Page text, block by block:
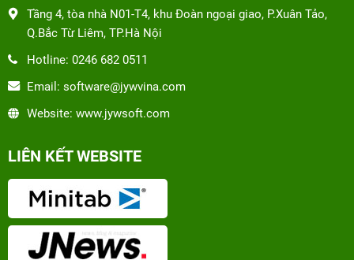
Tầng 4, tòa nhà N01-T4, khu Đoàn ngoại giao, P.Xuân Tảo,
Q.Bắc Từ Liêm, TP.Hà Nội
Hotline: 0246 682 0511
Email: software@jywvina.com
Website: www.jywsoft.com
LIÊN KẾT WEBSITE